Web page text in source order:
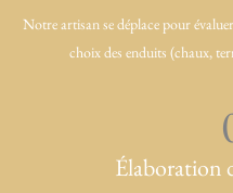
Notre artisan se déplace pour
choix des enduits (chaux,
Élaboration